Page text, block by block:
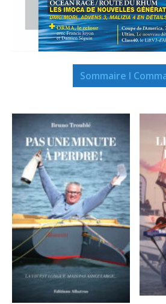
Sommaire I